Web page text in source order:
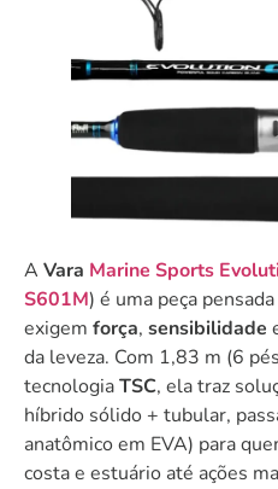
A Vara Marine Sports
S601M) é uma peça
exigem força, sensibilidade
da leveza. Com 1,83 m (6
tecnologiaTSC, ela traz
híbrido sólido + tubular,
anatômico em EVA) para
costa e estuário até ações